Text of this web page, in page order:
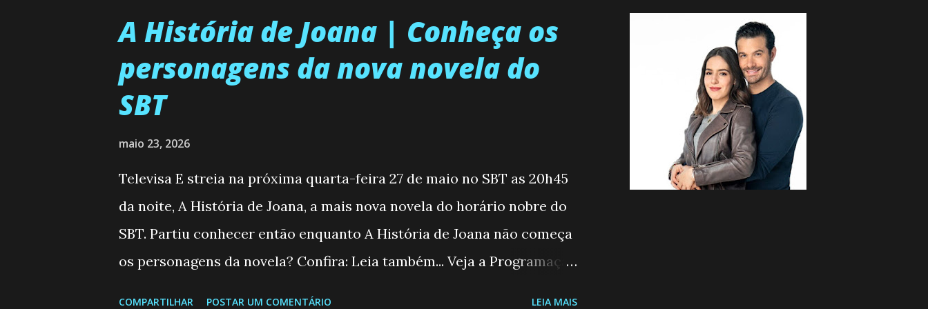
A História de Joana | Conheça os
personagens da nova novela do
SBT
maio 23, 2026
Televisa E streia na próxima quarta-feira 27 de maio no SBT as 20h45
da noite, A História de Joana, a mais nova novela do horário nobre do
SBT. Partiu conhecer então enquanto A História de Joana não começa
os personagens da novela? Confira: Leia também... Veja a Programação
COMPARTILHAR POSTAR UM COMENTÁRIO LEIA MAIS